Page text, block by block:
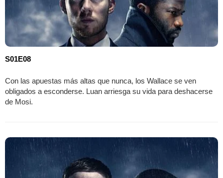
S01E08
Con las apuestas más altas que nunca, los Wallace se ven
obligados a esconderse. Luan arriesga su vida para deshacerse
de Mosi.